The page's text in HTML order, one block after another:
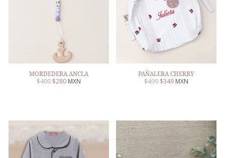
MORDEDERA ANCLA
$400 $280 MXN
PAÑALERA CHERRY
$499 $349 MXN